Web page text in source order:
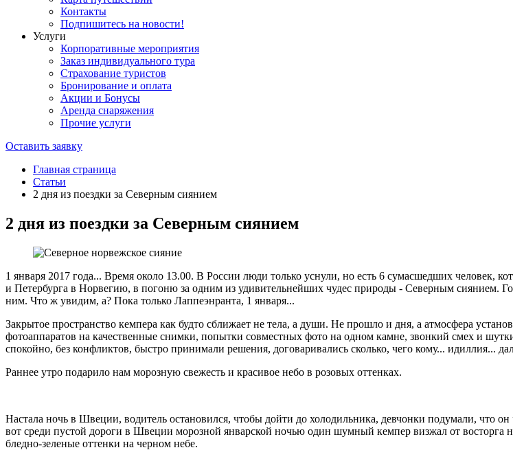
Контакты
Подпишитесь на новости!
Услуги
Корпоративные мероприятия
Заказ индивидуального тура
Страхование туристов
Бронирование и оплата
Акции и Бонусы
Аренда снаряжения
Прочие услуги
Оставить заявку
Главная страница
Статьи
2 дня из поездки за Северным сиянием
2 дня из поездки за Северным сиянием
1 января 2017 года... Время около 13.00. В России люди только уснули, но есть 6 сумасшедших человек,
и Петербурга в Норвегию, в погоню за одним из удивительнейших чудес природы - Северным сиянием.
ним. Что ж увидим, а? Пока только Лаппеэнранта, 1 января...
Закрытое пространство кемпера как будто сближает не тела, а души. Не прошло и дня, а атмосфера
фотоаппаратов на качественные снимки, попытки совместных фото на одном камне, звонкий смех и
спокойно, без конфликтов, быстро принимали решения, договаривались сколько, чего кому... идиллия...
Раннее утро подарило нам морозную свежесть и красивое небо в розовых оттенках.
Настала ночь в Швеции, водитель остановился, чтобы дойти до холодильника, девчонки подумали, что
вот среди пустой дороги в Швеции морозной январской ночью один шумный кемпер визжал от восторга
бледно-зеленые оттенки на черном небе.